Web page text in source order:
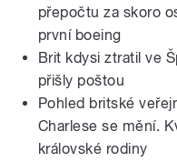
přepočtu za skoro
první boeing
Brit kdysi ztratil ve
přišly poštou
Pohled britské
Charlese se mění.
královské rodiny